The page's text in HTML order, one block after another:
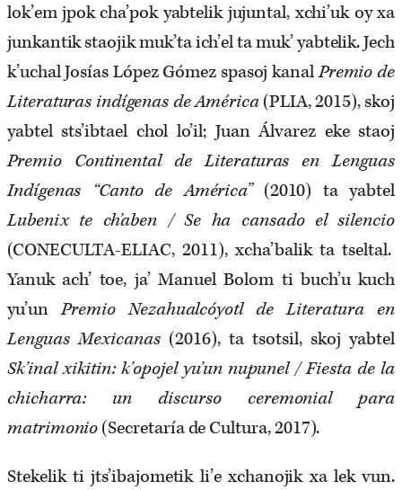
lok’em jpok cha’pok yabtelik jujuntal, xchi’uk oy xa
junkantik staojik muk’ta ich’el ta muk’ yabtelik. Jech
k’uchal Josías López Gómez spasoj kanalPremio de
Literaturas indígenas de América(PLIA, 2015), skoj
yabtel sts’ibtael chol lo’il; Juan Álvarez eke staoj
Premio Continental de Literaturas en Lenguas
Indígenas “Canto de América”(2010) ta yabtel
Lubenix te ch’aben / Se ha cansado el silencio
(CONECULTA-ELIAC, 2011), xcha’balik ta tseltal.
Yanuk ach’ toe, ja’ Manuel Bolom ti buch’u kuch
yu’unPremio Nezahualcóyotl de Literatura en
Lenguas Mexicanas(2016), ta tsotsil, skoj yabtel
Sk’inal xikitin: k’opojel yu’un nupunel / Fiesta de la
chicharra: un discurso ceremonial para
matrimonio(Secretaría de Cultura, 2017).
Stekelik ti jts’ibajometik li’e xchanojik xa lek vun.